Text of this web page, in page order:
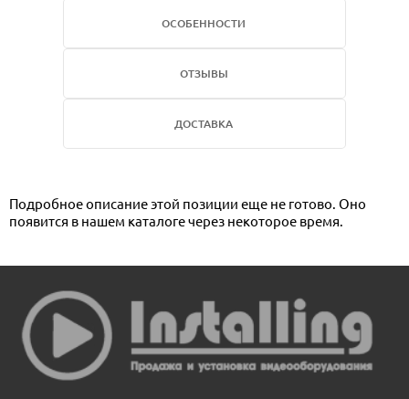
ОСОБЕННОСТИ
ОТЗЫВЫ
ДОСТАВКА
Подробное описание этой позиции еще не готово. Оно
появится в нашем каталоге через некоторое время.